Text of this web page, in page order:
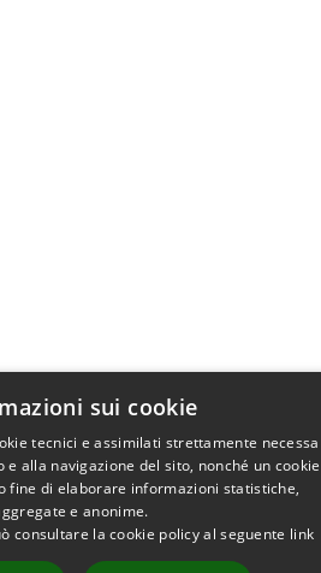
sui cookie
tecnici e assimilati strettamente
alla navigazione del sito, nonché un cookie
fine di elaborare informazioni statistiche,
e anonime.
consultare la cookie policy al seguente link